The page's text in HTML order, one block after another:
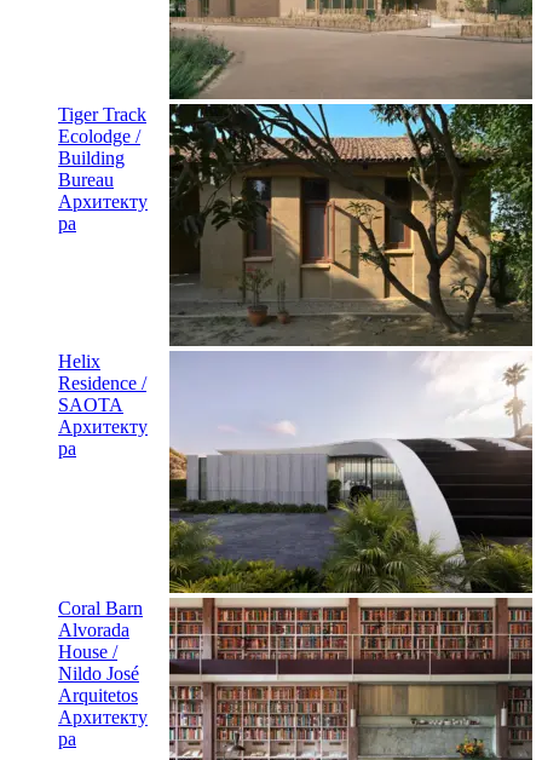
Tiger Track
Ecolodge /
Building
Bureau
Архитекту
ра
Helix
Residence /
SAOTA
Архитекту
ра
Coral Barn
Alvorada
House /
Nildo José
Arquitetos
Архитекту
ра